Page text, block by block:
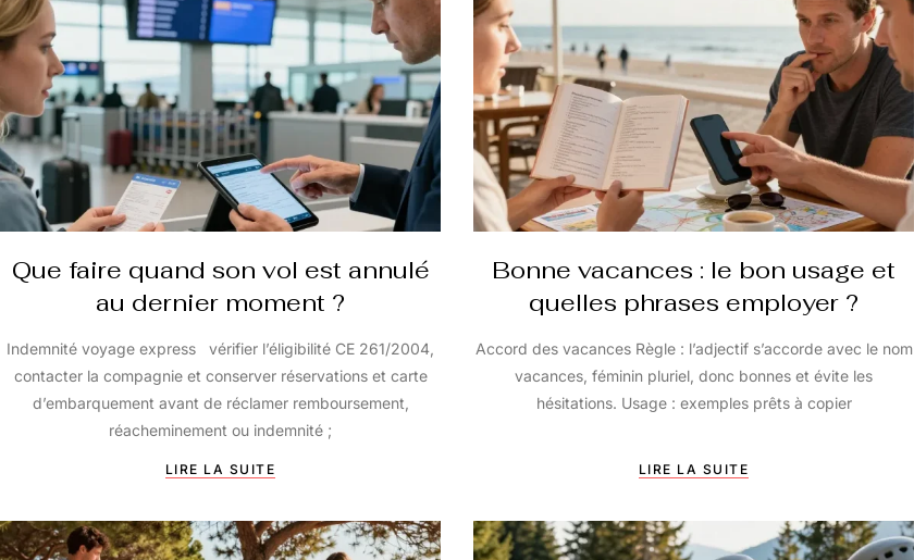
Que faire quand son vol est annulé
au dernier moment ?
Indemnité voyage express vérifier l’éligibilité CE 261/2004,
contacter la compagnie et conserver réservations et carte
d’embarquement avant de réclamer remboursement,
réacheminement ou indemnité ;
LIRE LA SUITE
Bonne vacances : le bon usage et
quelles phrases employer ?
Accord des vacances Règle : l’adjectif s’accorde avec le nom
vacances, féminin pluriel, donc bonnes et évite les
hésitations. Usage : exemples prêts à copier
LIRE LA SUITE